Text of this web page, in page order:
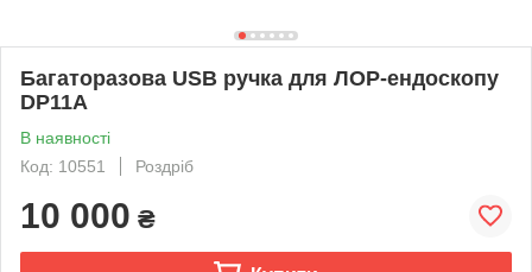
Багаторазова USB ручка для ЛОР-ендоскопу
DP11A
В наявності
Код: 10551
Роздріб
10 000 ₴